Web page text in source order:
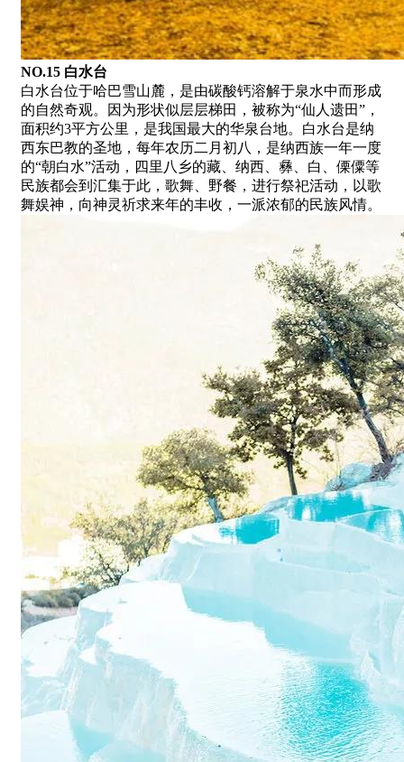
NO.15 白水台
白水台位于哈巴雪山麓，是由碳酸钙溶解于泉水中而形成
的自然奇观。因为形状似层层梯田，被称为“仙人遗田”，
面积约3平方公里，是我国最大的华泉台地。白水台是纳
西东巴教的圣地，每年农历二月初八，是纳西族一年一度
的“朝白水”活动，四里八乡的藏、纳西、彝、白、傈僳等
民族都会到汇集于此，歌舞、野餐，进行祭祀活动，以歌
舞娱神，向神灵祈求来年的丰收，一派浓郁的民族风情。